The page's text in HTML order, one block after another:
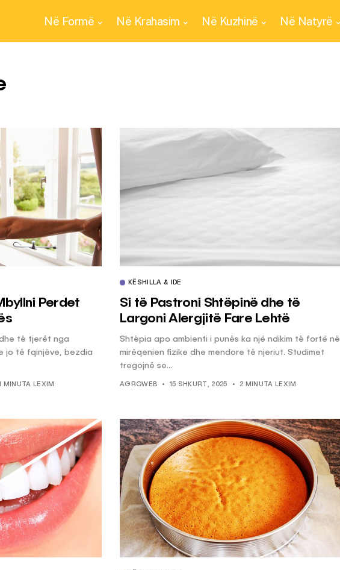
Në Formë Në Krahasim Në Kuzhinë Në Natyrë
Perdet
të tjerët nga
jo të fqinjëve, bezdia
MINUTA LEXIM
KËSHILLA & IDE
Si të Pastroni Shtëpinë dhe të
Largoni Alergjitë Fare Lehtë
Shtëpia apo ambienti i punës ka një ndikim të fortë në
mirëqenien fizike dhe mendore të njeriut. Studimet
tregojnë se...
AGROWEB 15 SHKURT, 2025 2 MINUTA LEXIM